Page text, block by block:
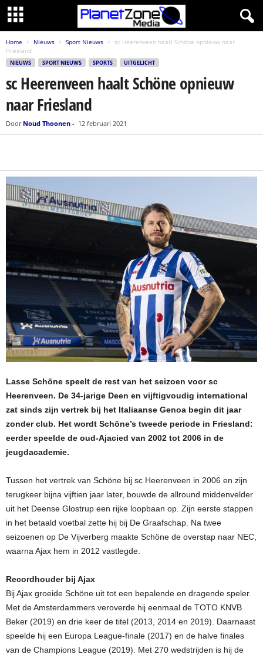
Home Nieuws Sport Nieuws
sc Heerenveen haalt Schöne opnieuw naar
Friesland
NIEUWS SPORT NIEUWS SPORTS UITGELICHT
sc Heerenveen haalt Schöne opnieuw
naar Friesland
Door Noud Thoonen - 12 februari 2021
Lasse Schöne speelt de rest van het seizoen voor sc
Heerenveen. De 34-jarige Deen en vijftigvoudig international
zat sinds zijn vertrek bij het Italiaanse Genoa begin dit jaar
zonder club. Het wordt Schöne’s tweede periode in Friesland:
eerder speelde de oud-Ajacied van 2002 tot 2006 in de
jeugdacademie.
Tussen het vertrek van Schöne bij sc Heerenveen in 2006 en zijn
terugkeer bijna vijftien jaar later, bouwde de allround middenvelder
uit het Deense Glostrup een rijke loopbaan op. Zijn eerste stappen
in het betaald voetbal zette hij bij De Graafschap. Na twee
seizoenen op De Vijverberg maakte Schöne de overstap naar NEC,
waarna Ajax hem in 2012 vastlegde.
Recordhouder bij Ajax
Bij Ajax groeide Schöne uit tot een bepalende en dragende speler.
Met de Amsterdammers veroverde hij eenmaal de TOTO KNVB
Beker (2019) en drie keer de titel (2013, 2014 en 2019). Daarnaast
speelde hij een Europa League-finale (2017) en de halve finales
van de Champions League (2019). Met 270 wedstrijden is hij de